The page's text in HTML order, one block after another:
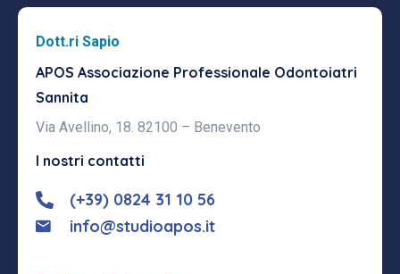
Dott.ri Sapio
APOS Associazione Professionale Odontoiatri
Sannita
Via Avellino, 18. 82100 – Benevento
I nostri contatti
(+39) 0824 31 10 56
info@studioapos.it